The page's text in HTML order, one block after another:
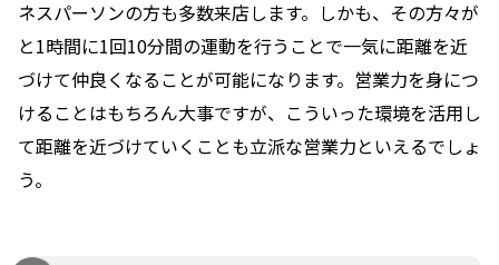
ネスパーソンの方も多数来店します。しかも、その方々が
と1時間に1回10分間の運動を行うことで一気に距離を近
づけて仲良くなることが可能になります。営業力を身につ
けることはもちろん大事ですが、こういった環境を活用し
て距離を近づけていくことも立派な営業力といえるでしょ
う。